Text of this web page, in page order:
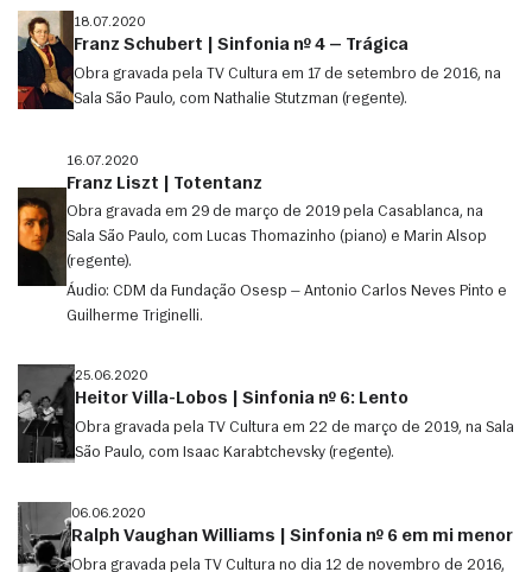
18.07.2020
Franz Schubert | Sinfonia nº 4 — Trágica
Obra gravada pela TV Cultura em 17 de setembro de 2016, na
Sala São Paulo, com Nathalie Stutzman (regente).
16.07.2020
Franz Liszt | Totentanz
Obra gravada em 29 de março de 2019 pela Casablanca, na
Sala São Paulo, com Lucas Thomazinho (piano) e Marin Alsop
(regente).
Áudio: CDM da Fundação Osesp — Antonio Carlos Neves Pinto e
Guilherme Triginelli.
25.06.2020
Heitor Villa-Lobos | Sinfonia nº 6: Lento
Obra gravada pela TV Cultura em 22 de março de 2019, na Sala
São Paulo, com Isaac Karabtchevsky (regente).
06.06.2020
Ralph Vaughan Williams | Sinfonia nº 6 em mi menor
Obra gravada pela TV Cultura no dia 12 de novembro de 2016,